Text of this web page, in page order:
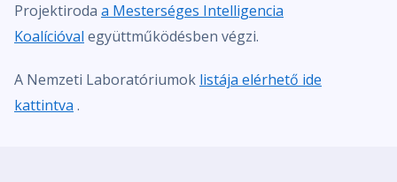
Projektiroda a Mesterséges Intelligencia
Koalícióval együttműködésben végzi.
A Nemzeti Laboratóriumok listája elérhető ide
kattintva .